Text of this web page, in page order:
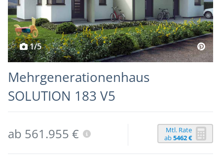
1/5
Mehrgenerationenhaus
SOLUTION 183 V5
ab 561.955 €
Mtl. Rate
ab5462 €